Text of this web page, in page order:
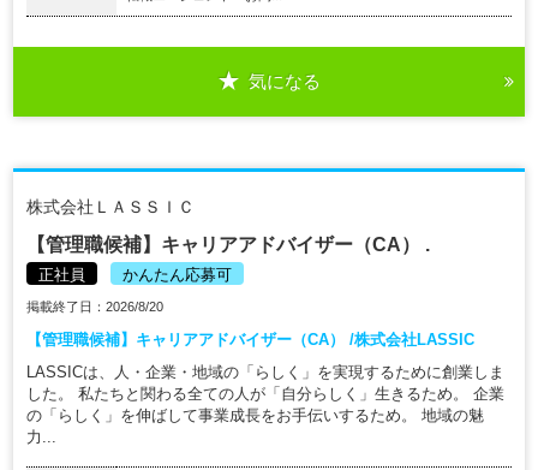
気になる
株式会社ＬＡＳＳＩＣ
【管理職候補】キャリアアドバイザー（CA） .
正社員 かんたん応募可
掲載終了日：2026/8/20
【管理職候補】キャリアアドバイザー（CA） /株式会社LASSIC
LASSICは、人・企業・地域の「らしく」を実現するために創業しま
した。 私たちと関わる全ての人が「自分らしく」生きるため。 企業
の「らしく」を伸ばして事業成長をお手伝いするため。 地域の魅
力...